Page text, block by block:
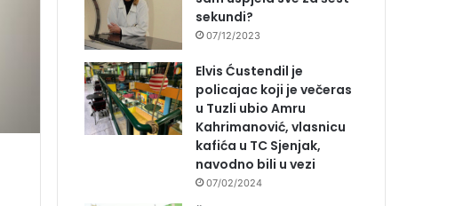
sekundi?
07/12/2023
Elvis Ćustendil je
policajac koji je večeras
u Tuzli ubio Amru
Kahrimanović, vlasnicu
kafića u TC Sjenjak,
navodno bili u vezi
07/02/2024